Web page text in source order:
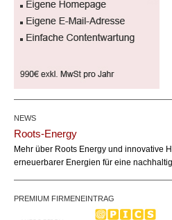
NEWS
Roots-Energy
Mehr über Roots Energy und innovative
erneuerbarer Energien für eine
PREMIUM FIRMENEINTRAG